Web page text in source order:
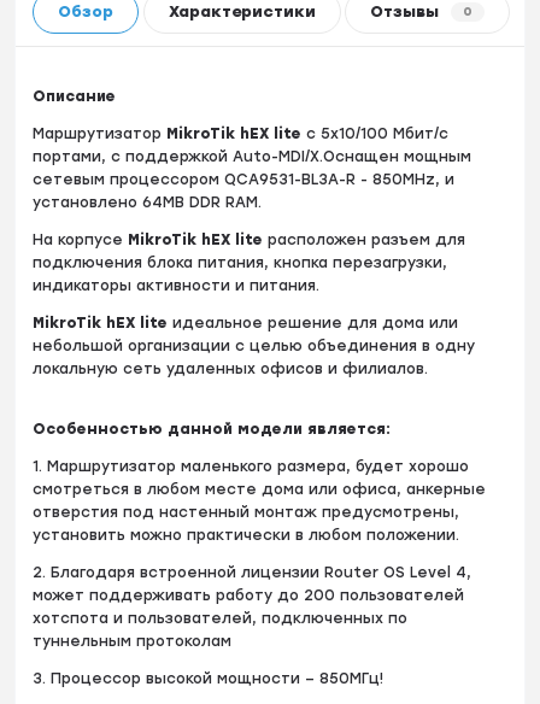
Обзор Характеристики Отзывы 0
Описание
Маршрутизатор MikroTik hEX liteс 5х10/100 Мбит/с
портами, с поддержкой Auto-MDI/X.Оснащен мощным
сетевым процессором QCA9531-BL3A-R - 850MHz, и
установлено 64MB DDR RAM.
На корпусе MikroTik hEX liteрасположен разъем для
подключения блока питания, кнопка перезагрузки,
индикаторы активности и питания.
MikroTik hEX liteидеальное решение для дома или
небольшой организации с целью объединения в одну
локальную сеть удаленных офисов и филиалов.
Особенностью данной модели является:
1. Маршрутизатор маленького размера, будет хорошо
смотреться в любом месте дома или офиса, анкерные
отверстия под настенный монтаж предусмотрены,
установить можно практически в любом положении.
2. Благодаря встроенной лицензии Router OS Level 4,
может поддерживать работу до 200 пользователей
хотспота и пользователей, подключенных по
туннельным протоколам
3. Процессор высокой мощности – 850МГц!